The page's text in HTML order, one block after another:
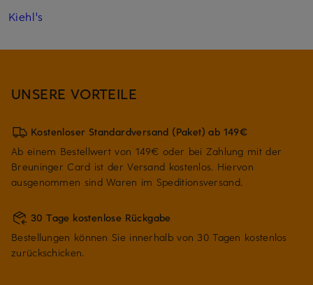
Kiehl's
UNSERE VORTEILE
Kostenloser Standardversand (Paket) ab 149€
Ab einem Bestellwert von 149€ oder bei Zahlung mit der
Breuninger Card ist der Versand kostenlos. Hiervon
ausgenommen sind Waren im Speditionsversand.
30 Tage kostenlose Rückgabe
Bestellungen können Sie innerhalb von 30 Tagen kostenlos
zurückschicken.